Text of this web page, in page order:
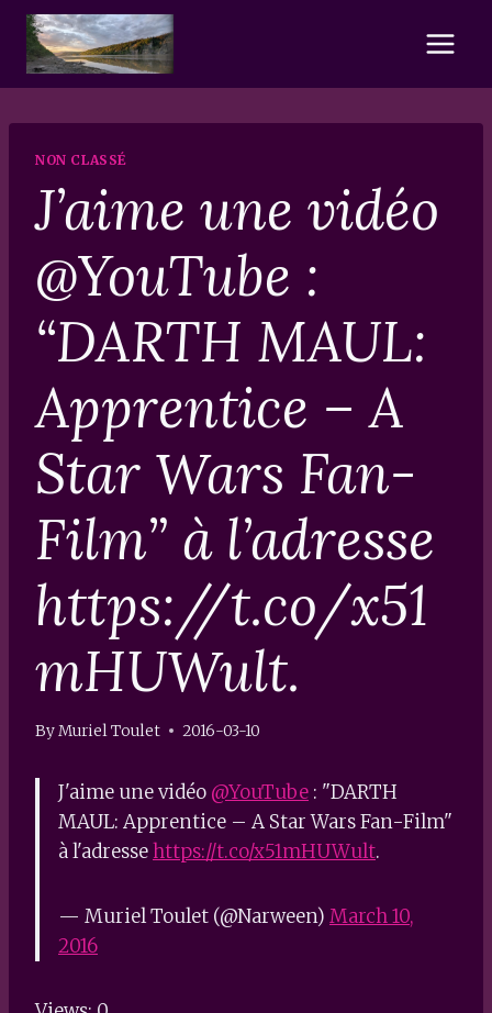
Skip
content
NON CLASSÉ
J’aime une vidéo
@YouTube :
“DARTH MAUL:
Apprentice – A
Star Wars Fan-
Film” à l’adresse
https://t.co/x51
mHUWult.
ByMuriel Toulet 2016-03-10
J'aime une vidéo @YouTube : "DARTH
MAUL: Apprentice – A Star Wars Fan-Film"
à l'adressehttps://t.co/x51mHUWult.
— Muriel Toulet (@Narween) March 10,
2016